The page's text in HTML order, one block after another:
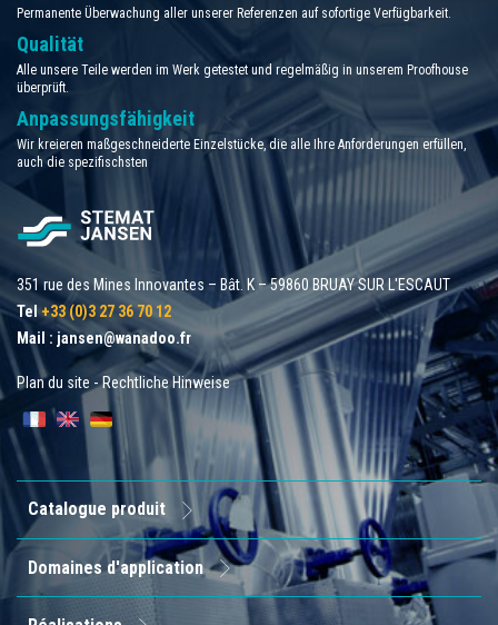
Permanente Überwachung aller unserer Referenzen auf sofortige Verfügbarkeit.
Qualität
Alle unsere Teile werden im Werk getestet und regelmäßig in unserem Proofhouse
überprüft.
Anpassungsfähigkeit
Wir kreieren maßgeschneiderte Einzelstücke, die alle Ihre Anforderungen erfüllen,
auch die spezifischsten
351 rue des Mines Innovantes – Bât. K – 59860 BRUAY SUR L'ESCAUT
Tel +33 (0)3 27 36 70 12
Mail : jansen@wanadoo.fr
Plan du site -Rechtliche Hinweise
Catalogue produit
Domaines d'application